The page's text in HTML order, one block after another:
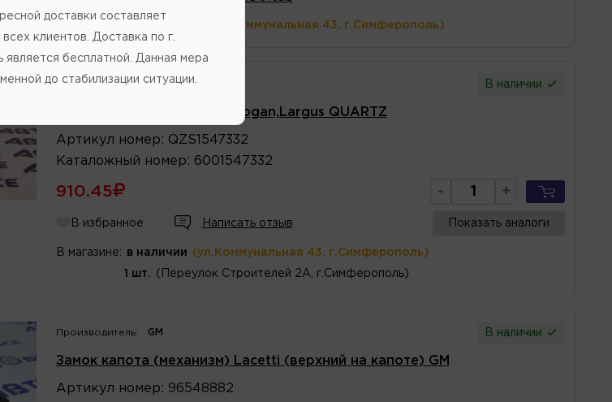
(ул.Коммунальная 43, г.Симферополь)
Производитель: QUARTZ В наличии
Замок капота (механизм) Logan,Largus QUARTZ
Артикул номер : QZS1547332
Каталожный номер : 6001547332
910.45 - +
В избранное Написать отзыв Показать аналоги
В магазине: в наличии (ул.Коммунальная 43, г.Симферополь)
1 шт. (Переулок Строителей 2А, г.Симферополь)
Производитель: GM В наличии
Замок капота (механизм) Lacetti (верхний на капоте) GM
Артикул номер : 96548882
доставки составляет
всех клиентов. Доставка по г.
бесплатной. Данная мера
до стабилизации ситуации.